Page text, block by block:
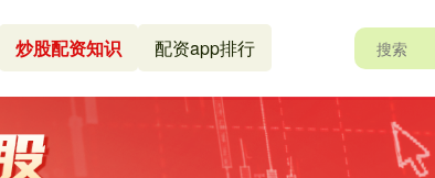
炒股配资知识 配资app排行